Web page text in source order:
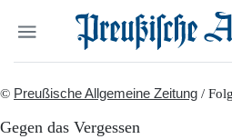
Politik
Suchen und finden
© Preußische Allgemeine Zeitung /
Gegen das Vergessen